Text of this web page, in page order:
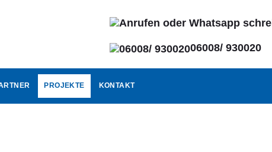
06008/ 930020
PROJEKTE KONTAKT